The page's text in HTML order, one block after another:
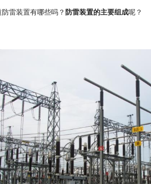
雷装置有哪些吗？ 防雷装置的主要组成呢？